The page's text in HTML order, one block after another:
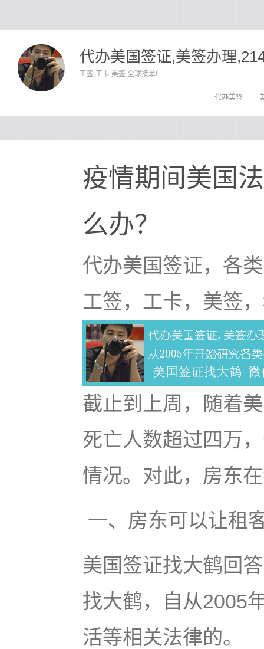
代办美国签证,美签办理
工签,工卡.美签,全球接单!
代办美签
疫情期间美国
么办？
代办美国签证，各
工签，工卡，美签
截止到上周，随着
死亡人数超过四万
情况。对此，房东
一、房东可以让租
美国签证找大鹤回
找大鹤，自从2005
活等相关法律的。